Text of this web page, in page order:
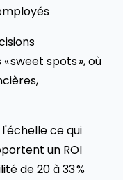
sweet spots », où
ce qui
un ROI
de 20 à 33 %